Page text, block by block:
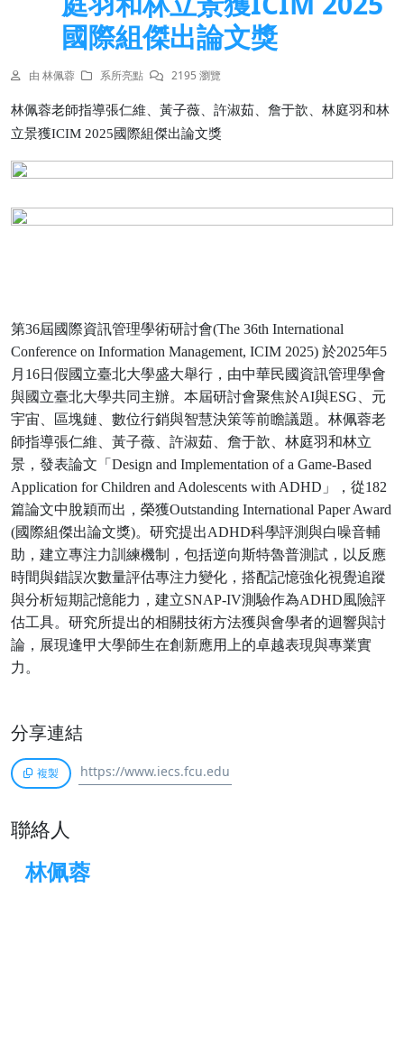
國際組傑出論文獎
由 林佩蓉 系所亮點 2195 瀏覽
林佩蓉老師指導張仁維、黃子薇、許淑茹、詹于歆、林庭羽和林
立景獲ICIM 2025國際組傑出論文獎
第36屆國際資訊管理學術研討會(The 36th International
Conference on Information Management, ICIM 2025) 於2025年5
月 16日假國立臺北大學盛大舉行，由中華民國資訊管理學會
與國立臺北大學共同主辦。本屆研討會聚焦於AI與ESG、元
宇宙、區塊鏈、數位行銷與智慧決策等前瞻議題。林佩蓉老
師指導張仁維、黃子薇、許淑茹、詹于歆、林庭羽和林立
景 ，發表論文 「 Design and Implementation of a Game-Based
Application for Children and Adolescents with ADHD 」 ，從182
篇論文中脫穎而出，榮獲Outstanding International Paper Award
(國際組傑出論文獎)。研究提出ADHD科學評測與白噪音輔
助，建立專注力訓練機制，包括逆向斯特魯普測試，以反應
時間與錯誤次數量評估專注力變化，搭配記憶強化視覺追蹤
與分析短期記憶能力，建立SNAP-IV測驗作為ADHD風險評
估工具。研究所提出的相關技術方法獲與會學者的迴響與討
論，展現逢甲大學師生在創新應用上的卓越表現與專業實
力。
分享連結
複製
聯絡人
林佩蓉